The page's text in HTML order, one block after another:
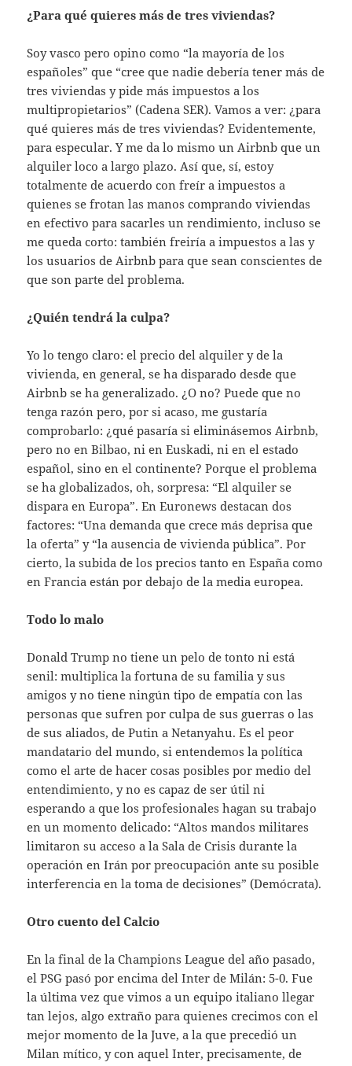
¿Para qué quieres más de tres viviendas?
Soy vasco pero opino como “la mayoría de los
españoles” que “cree que nadie debería tener más de
tres viviendas y pide más impuestos a los
multipropietarios” (Cadena SER). Vamos a ver: ¿para
qué quieres más de tres viviendas? Evidentemente,
para especular. Y me da lo mismo un Airbnb que un
alquiler loco a largo plazo. Así que, sí, estoy
totalmente de acuerdo con freír a impuestos a
quienes se frotan las manos comprando viviendas
en efectivo para sacarles un rendimiento, incluso se
me queda corto: también freiría a impuestos a las y
los usuarios de Airbnb para que sean conscientes de
que son parte del problema.
¿Quién tendrá la culpa?
Yo lo tengo claro: el precio del alquiler y de la
vivienda, en general, se ha disparado desde que
Airbnb se ha generalizado. ¿O no? Puede que no
tenga razón pero, por si acaso, me gustaría
comprobarlo: ¿qué pasaría si eliminásemos Airbnb,
pero no en Bilbao, ni en Euskadi, ni en el estado
español, sino en el continente? Porque el problema
se ha globalizados, oh, sorpresa: “El alquiler se
dispara en Europa”. En Euronews destacan dos
factores: “Una demanda que crece más deprisa que
la oferta” y “la ausencia de vivienda pública”. Por
cierto, la subida de los precios tanto en España como
en Francia están por debajo de la media europea.
Todo lo malo
Donald Trump no tiene un pelo de tonto ni está
senil: multiplica la fortuna de su familia y sus
amigos y no tiene ningún tipo de empatía con las
personas que sufren por culpa de sus guerras o las
de sus aliados, de Putin a Netanyahu. Es el peor
mandatario del mundo, si entendemos la política
como el arte de hacer cosas posibles por medio del
entendimiento, y no es capaz de ser útil ni
esperando a que los profesionales hagan su trabajo
en un momento delicado: “Altos mandos militares
limitaron su acceso a la Sala de Crisis durante la
operación en Irán por preocupación ante su posible
interferencia en la toma de decisiones” (Demócrata).
Otro cuento del Calcio
En la final de la Champions League del año pasado,
el PSG pasó por encima del Inter de Milán: 5-0. Fue
la última vez que vimos a un equipo italiano llegar
tan lejos, algo extraño para quienes crecimos con el
mejor momento de la Juve, a la que precedió un
Milan mítico, y con aquel Inter, precisamente, de